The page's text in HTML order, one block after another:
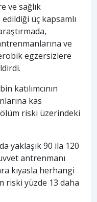
ve sağlık
edildiği üç kapsamlı
ve
egzersizlere
katılımcının
kas
riski üzerindeki
yaklaşık 90 ila 120
antrenmanı
kıyasla herhangi
riski yüzde 13 daha